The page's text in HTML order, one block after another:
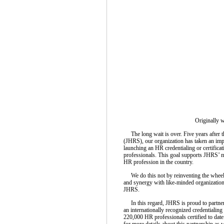
Originally
The long wait is over. Five years after
(JHRS), our organization has taken an
launching an HR credentialing or
professionals. This goal supports JHRS’
HR profession in the country.
We do this not by reinventing the
and synergy with like-minded
JHRS.
In this regard, JHRS is proud to
an internationally recognized
220,000 HR professionals certified to